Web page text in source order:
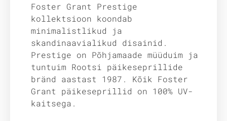
Foster Grant Prestige
kollektsioon koondab
minimalistlikud ja
skandinaavialikud disainid.
Prestige on Põhjamaade müüduim ja
tuntuim Rootsi päikeseprillide
bränd aastast 1987. Kõik Foster
Grant päikeseprillid on 100% UV-
kaitsega.